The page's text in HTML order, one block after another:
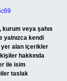
veya şahıs
yalnızca kendi
yer alan içerikler
hakkında
ile isim
taslak